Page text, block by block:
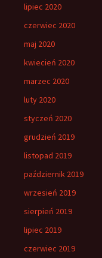
lipiec 2020
czerwiec 2020
maj 2020
kwiecień 2020
marzec 2020
luty 2020
styczeń 2020
grudzień 2019
listopad 2019
październik 2019
wrzesień 2019
sierpień 2019
lipiec 2019
czerwiec 2019